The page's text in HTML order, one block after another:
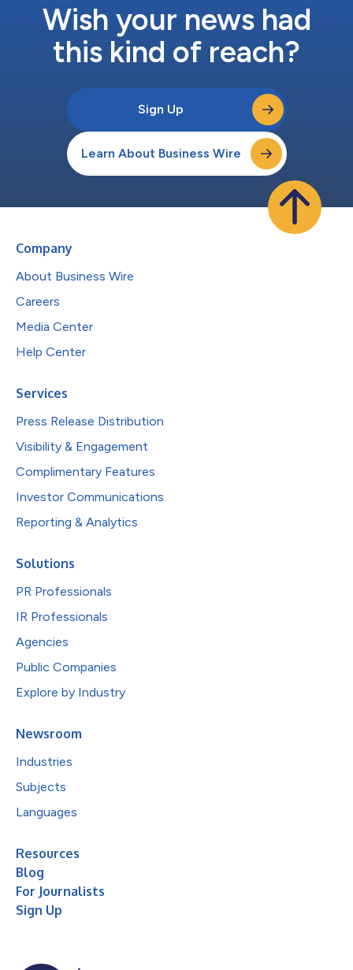
Wish your news had
this kind of reach?
Sign Up
Learn About Business Wire
Company
About Business Wire
Careers
Media Center
Help Center
Services
Press Release Distribution
Visibility & Engagement
Complimentary Features
Investor Communications
Reporting & Analytics
Solutions
PR Professionals
IR Professionals
Agencies
Public Companies
Explore by Industry
Newsroom
Industries
Subjects
Languages
Resources
Blog
For Journalists
Sign Up